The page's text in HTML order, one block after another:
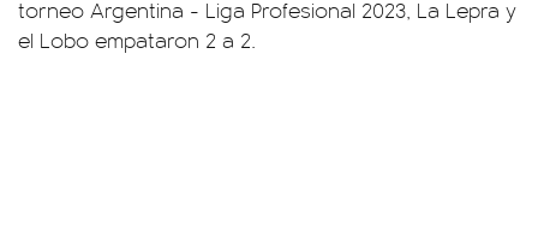
torneo Argentina - Liga Profesional 2023, La Lepra y
el Lobo empataron 2 a 2.